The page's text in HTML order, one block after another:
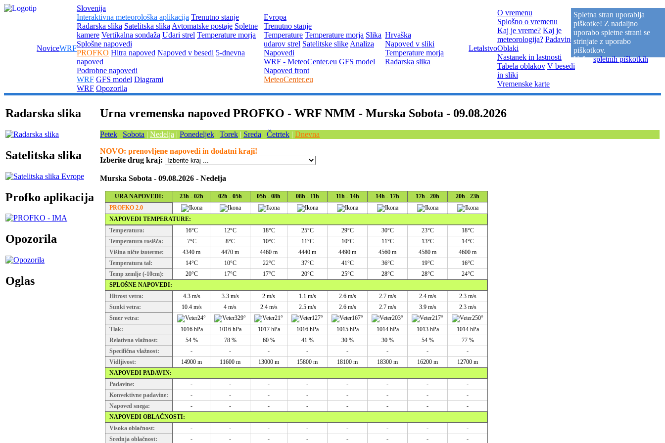
NoviceWRF
Slovenija
Interaktivna meteorološka aplikacija Trenutno stanje
Radarska slika Satelitska slika Avtomatske postaje Spletne
kamere Vertikalna sondaža Udari strel Temperature morja
Splošne napovedi
PROFKO Hitra napoved Napoved v besedi 5-dnevna
napoved
Podrobne napovedi
WRF GFS model Diagrami
WRF Opozorila
Evropa
Trenutno stanje
Temperature Temperature morja Slika
udarov strel Satelitske slike Analiza
Napovedi
WRF - MeteoCenter.eu GFS model
Napoved front
MeteoCenter.eu
Hrvaška
Napoved v sliki
Temperature morja
Radarska slika
Letalstvo
O vremenu
Splošno o vremenu
Kaj je vreme? Kaj je
meteorologija? Padavine
Oblaki
Nastanek in lastnosti
Tabela oblakov V besedi
in sliki
Vremenske karte
Spletne
kamere
Povezave
Radarska slika
Satelitska slika
Profko aplikacija
Opozorila
Oglas
Urna vremenska napoved PROFKO - WRF NMM - Murska Sobota - 09.08.2026
Petek | Sobota | Nedelja | Ponedeljek | Torek | Sreda | Četrtek | Dnevna
NOVO: prenovljene napovedi in dodatni kraji!
Izberite drug kraj:
Murska Sobota - 09.08.2026 - Nedelja
URA NAPOVEDI: 23h - 02h 02h - 05h 05h - 08h 08h - 11h 11h - 14h 14h - 17h 17h - 20h
20h - 23h
PROFKO 2.0
NAPOVEDI TEMPERATURE:
Temperatura:
16°C 12°C 18°C 25°C 29°C 30°C 23°C
18°C
Temperatura rosišča:
7°C 8°C 10°C 11°C 10°C 11°C 13°C
14°C
Višina ničte izoterme:
4340 m 4470 m 4460 m 4440 m 4490 m 4560 m 4580 m
4600 m
Temperatura tal:
14°C 10°C 22°C 37°C 41°C 36°C 19°C
16°C
Temp zemlje (-10cm):
20°C 17°C 17°C 20°C 25°C 28°C 28°C
24°C
SPLOŠNE NAPOVEDI:
Hitrost vetra:
4.3 m/s 3.3 m/s 2 m/s 1.1 m/s 2.6 m/s 2.7 m/s 2.4 m/s
2.3 m/s
Sunki vetra:
10.4 m/s 4 m/s 2.4 m/s 2.5 m/s 2.6 m/s 2.7 m/s 3.9 m/s
2.3 m/s
Smer vetra:
24° 329° 21° 127° 167° 203° 217°
250°
Tlak:
1016 hPa 1016 hPa 1017 hPa 1016 hPa 1015 hPa 1014 hPa 1013 hPa
1014 hPa
Relativna vlažnost:
54 % 78 % 60 % 41 % 30 % 30 % 54 %
77 %
Specifična vlažnost:
- - - - - - -
-
Vidljivost:
14900 m 11600 m 13000 m 15800 m 18100 m 18300 m 16200 m
12700 m
NAPOVEDI PADAVIN:
Padavine:
- - - - - - -
-
Konvektivne padavine:
- - - - - - -
-
Napoved snega:
- - - - - - -
-
NAPOVEDI OBLAČNOSTI:
Visoka oblačnost:
- - - - - - -
-
Srednja oblačnost:
- - - - - - -
-
Spletna stran uporablja
piškotke! Z nadaljno
uporabo spletne strani se
strinjate z uporabo
piškotkov.
Več ospletnih piškotkih.